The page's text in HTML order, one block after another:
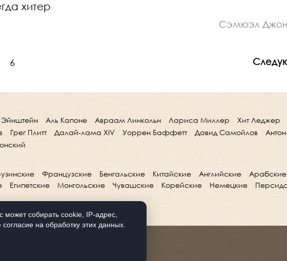
хитер
Сэмюэл
6
Эйнштейн Аль Капоне Авраам Линкольн Лариса Миллер
Хит Леджер
Грег Плитт Далай-лама XIV Уоррен Баффетт Давид Самойлов
Французские Бенгальские Китайские Английские
Арабские
Египетские Монгольские Чувашские Корейские Немецкие
собирать cookie, IP-адрес,
на обработку этих данных.